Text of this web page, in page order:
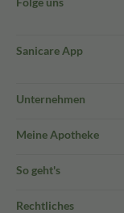
Sanicare App
Unternehmen
Meine Apotheke
So geht's
Rechtliches